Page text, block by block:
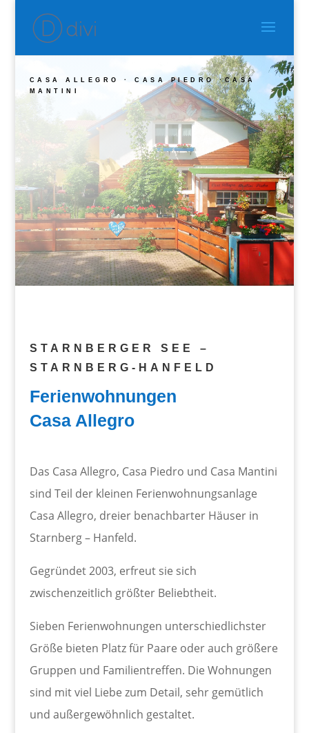
CASA ALLEGRO · CASA PIEDRO ·CASA
MANTINI
STARNBERGER SEE –
STARNBERG-HANFELD
Ferienwohnungen
Casa Allegro
Das Casa Allegro, Casa Piedro und Casa Mantini
sind Teil der kleinen Ferienwohnungsanlage
Casa Allegro, dreier benachbarter Häuser in
Starnberg – Hanfeld.
Gegründet 2003, erfreut sie sich
zwischenzeitlich größter Beliebtheit.
Sieben Ferienwohnungen unterschiedlichster
Größe bieten Platz für Paare oder auch größere
Gruppen und Familientreffen. Die Wohnungen
sind mit viel Liebe zum Detail, sehr gemütlich
und außergewöhnlich gestaltet.